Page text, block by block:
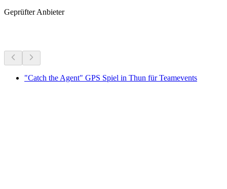
Geprüfter Anbieter
"Catch the Agent" GPS Spiel in Thun für Teamevents